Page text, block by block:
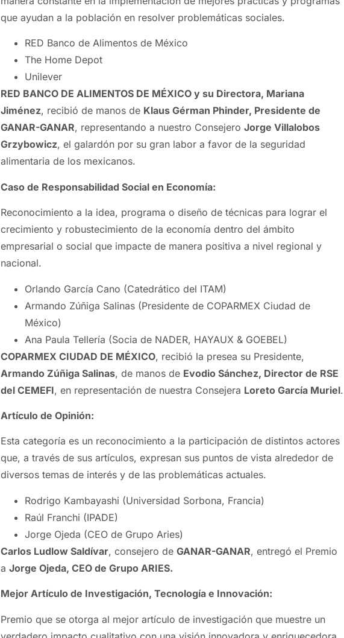
que ayudan a la población en resolver problemáticas sociales.
RED Banco de Alimentos de México
The Home Depot
Unilever
RED BANCO DE ALIMENTOS DE MÉXICO y su Directora, Mariana
Jiménez, recibió de manos de Klaus Gérman Phinder, Presidente de
GANAR-GANAR, representando a nuestro Consejero Jorge Villalobos
Grzybowicz, el galardón por su gran labor a favor de la seguridad
alimentaria de los mexicanos.
Caso de Responsabilidad Social en Economía:
Reconocimiento a la idea, programa o diseño de técnicas para lograr el
crecimiento y robustecimiento de la economía dentro del ámbito
empresarial o social que impacte de manera positiva a nivel regional y
nacional.
Orlando García Cano (Catedrático del ITAM)
Armando Zúñiga Salinas (Presidente de COPARMEX Ciudad de
México)
Ana Paula Tellería (Socia de NADER, HAYAUX & GOEBEL)
COPARMEX CIUDAD DE MÉXICO, recibió la presea su Presidente,
Armando Zúñiga Salinas, de manos de Evodio Sánchez, Director de RSE
del CEMEFI, en representación de nuestra Consejera Loreto García Muriel.
Artículo de Opinión:
Esta categoría es un reconocimiento a la participación de distintos actores
que, a través de sus artículos, expresan sus puntos de vista alrededor de
diversos temas de interés y de las problemáticas actuales.
Rodrigo Kambayashi (Universidad Sorbona, Francia)
Raúl Franchi (IPADE)
Jorge Ojeda (CEO de Grupo Aries)
Carlos Ludlow Saldívar, consejero de GANAR-GANAR, entregó el Premio
a Jorge Ojeda, CEO de Grupo ARIES.
Mejor Artículo de Investigación, Tecnología e Innovación:
Premio que se otorga al mejor artículo de investigación que muestre un